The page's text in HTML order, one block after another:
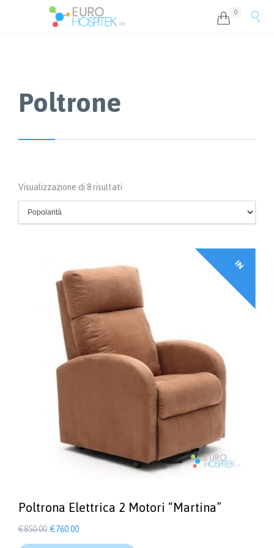
 0 
Poltrone
Visualizzazione di 8 risultati
I
N
F
F
E
R
T
A
Poltrona Elettrica 2 Motori “Martina”
€850.00 Il
prezzo
€760.00Il
prezzo